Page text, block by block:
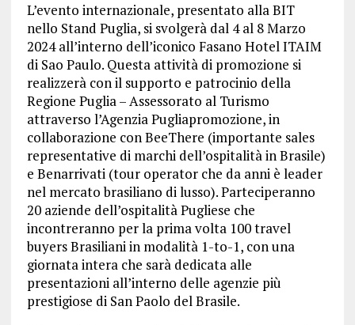
L’evento internazionale, presentato alla BIT
nello Stand Puglia, si svolgerà dal 4 al 8 Marzo
2024 all’interno dell’iconico Fasano Hotel ITAIM
di Sao Paulo. Questa attività di promozione si
realizzerà con il supporto e patrocinio della
Regione Puglia – Assessorato al Turismo
attraverso l’Agenzia Pugliapromozione, in
collaborazione con BeeThere (importante sales
representative di marchi dell’ospitalità in Brasile)
e Benarrivati (tour operator che da anni è leader
nel mercato brasiliano di lusso). Parteciperanno
20 aziende dell’ospitalità Pugliese che
incontreranno per la prima volta 100 travel
buyers Brasiliani in modalità 1-to-1, con una
giornata intera che sarà dedicata alle
presentazioni all’interno delle agenzie più
prestigiose di San Paolo del Brasile.